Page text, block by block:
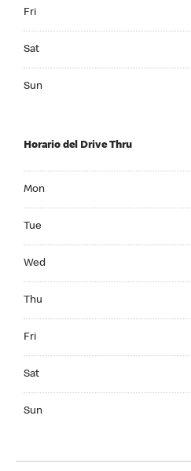
Fri
Sat
Sun
Horario del Drive Thru
Mon
Tue
Wed
Thu
Fri
Sat
Sun